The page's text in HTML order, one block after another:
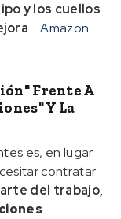
y los cuellos
.
Amazon
Frente A
Y La
es, en lugar
contratar
del trabajo,